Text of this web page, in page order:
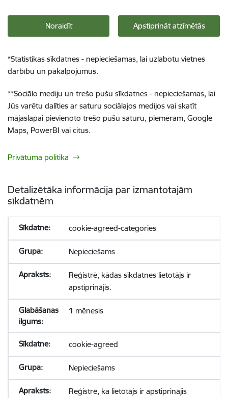
Noraidīt Apstiprināt atzīmētās
*Statistikas sīkdatnes - nepieciešamas, lai uzlabotu vietnes
darbību un pakalpojumus.
**Sociālo mediju un trešo pušu sīkdatnes - nepieciešamas, lai
Jūs varētu dalīties ar saturu sociālajos medijos vai skatīt
mājaslapai pievienoto trešo pušu saturu, piemēram, Google
Maps, PowerBI vai citus.
Privātuma politika
Detalizētāka informācija par izmantotajām
sīkdatnēm
cookie-agreed-categories
Nepieciešams
Reģistrē, kādas sīkdatnes lietotājs ir
apstiprinājis.
1 mēnesis
cookie-agreed
Nepieciešams
Reģistrē, ka lietotājs ir apstiprinājis